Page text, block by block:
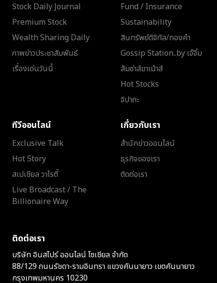
Stock Daily Journal
Premium Stock
Wealth Sharing Daily
ภาพข่าวประชาสัมพันธ์
เรื่องเด่นวันนี้
Fund / Insurance
Sustainability
สินทรัพย์ดิจิทัล/ทองคำ
Gossip Station..by เจ๊จิ๋ม
ส้มซ่าส์ขาเม้าส์
Hot Stocks
จิปาถะ
ทีวีออนไลน์
Exclusive Talk
Hot Story
สเปเชียล วาไรตี้
Live Broadcast / The
Billionaire Way
เกี่ยวกับเรา
สำนักข่าวออนไลน์
ธุรกิจของเรา
ติดต่อเรา
ติดต่อเรา
บริษัท อินสไปร์ ออนไลน์ โซเชียล จำกัด
88/129 ถนนรัชดา-รามอินทรา แขวงคันนายาว เขตคันนายาว
กรุงเทพมหานคร 10230